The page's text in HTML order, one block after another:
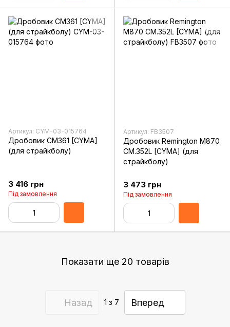
Артикул: CYM-03-015764
Дробовик CM361 [CYMA]
(для страйкболу)
3 416 грн
Під замовлення
Артикул: FB3507
Дробовик Remington M870
CM.352L [CYMA] (для
страйкболу)
3 473 грн
Під замовлення
Показати ще 20 товарів
Назад 1 з 7 Вперед